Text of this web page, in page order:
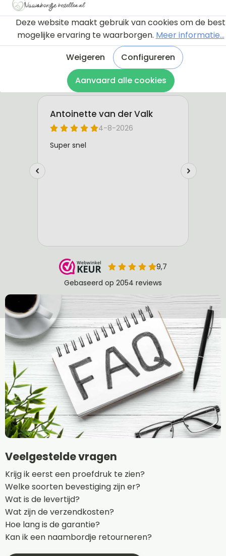
Bekijk de instructie
Veelgestelde vragen
Krijg ik eerst een proefdruk te zien?
Welke soorten bevestiging zijn er?
Wat is de levertijd?
Wat zijn de verzendkosten?
Hoe lang is de garantie?
Kan ik een naambordje retourneren?
Deze website maakt gebruik van cookies om de best
mogelijke ervaring te waarborgen. Meer informatie...
Weigeren
Configureren
Aanvaard alle cookies